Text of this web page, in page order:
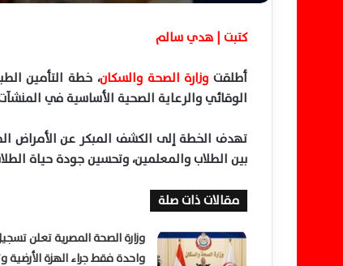
كتبت | هدي سالم
أطلقتوزارة الصحة والسكان
الوقائي والرعاية الصحية الأساسية في
تهدف الخطة إلى الكشف المبكر عن الأمراض
بين الطلاب والمعلمين، وتحسين جودة حياة
مقالات ذات صلة
وزارة الصحة المصرية تعلن
واحدة فقط جراء الهزة الأرضية